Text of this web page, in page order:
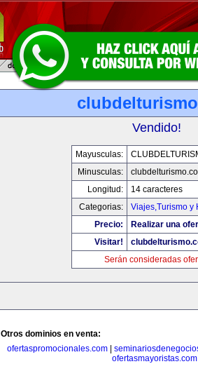
Vendido!
Mayusculas:
Minusculas:
Longitud:
14 caracteres
Categorias:
Viajes,Turismo y
Precio:
Realizar una
Visitar!
Serán consideradas
Otros dominios en venta:
ofertaspromocionales.com
ofertasmayoristas.com